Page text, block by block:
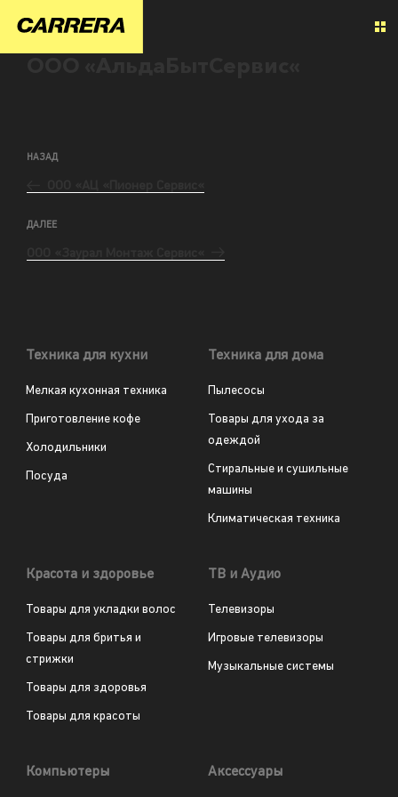
НАЗАД
ДАЛЕЕ
Техника для кухни
Мелкая кухонная техника
Приготовление кофе
Холодильники
Посуда
Техника для дома
Пылесосы
Товары для ухода за
одеждой
Стиральные и сушильные
машины
Климатическая техника
Красота и здоровье
Товары для укладки волос
Товары для бритья и
стрижки
Товары для здоровья
Товары для красоты
ТВ и Аудио
Телевизоры
Игровые телевизоры
Музыкальные системы
Компьютеры Аксессуары